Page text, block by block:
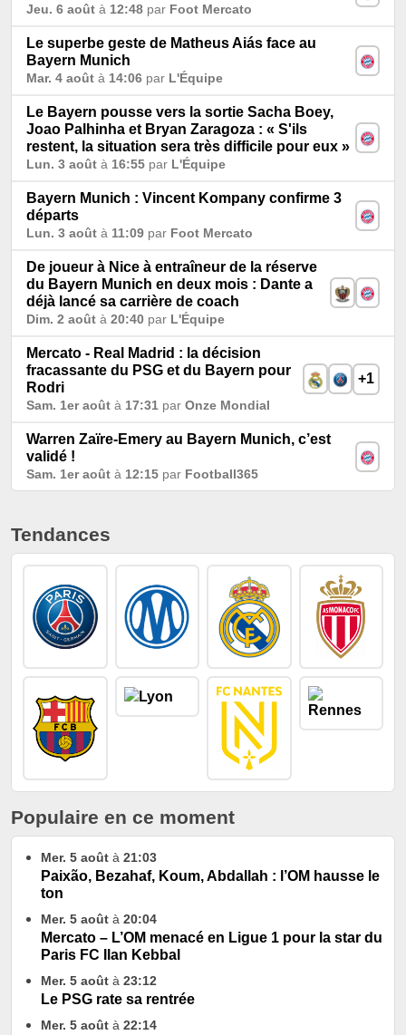
Jeu. 6 août à 12:48 par Foot Mercato
Le superbe geste de Matheus Aiás face au
Bayern Munich
Mar. 4 août à 14:06 par L'Équipe
Le Bayern pousse vers la sortie Sacha Boey,
Joao Palhinha et Bryan Zaragoza : « S'ils
restent, la situation sera très difficile pour eux »
Lun. 3 août à 16:55 par L'Équipe
Bayern Munich : Vincent Kompany confirme 3
départs
Lun. 3 août à 11:09 par Foot Mercato
De joueur à Nice à entraîneur de la réserve
du Bayern Munich en deux mois : Dante a
déjà lancé sa carrière de coach
Dim. 2 août à 20:40 par L'Équipe
Mercato - Real Madrid : la décision
fracassante du PSG et du Bayern pour
Rodri
Sam. 1er août à 17:31 par Onze Mondial
+1
Warren Zaïre-Emery au Bayern Munich, c’est
validé !
Sam. 1er août à 12:15 par Football365
Tendances
Populaire en ce moment
Mer. 5 août à 21:03
Paixão, Bezahaf, Koum, Abdallah : l’OM hausse le
ton
Mer. 5 août à 20:04
Mercato – L’OM menacé en Ligue 1 pour la star du
Paris FC Ilan Kebbal
Mer. 5 août à 23:12
Le PSG rate sa rentrée
Mer. 5 août à 22:14